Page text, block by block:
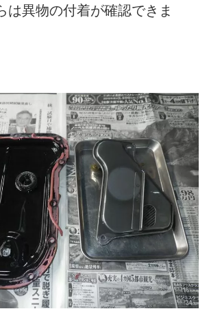
は異物の付着が確認できま